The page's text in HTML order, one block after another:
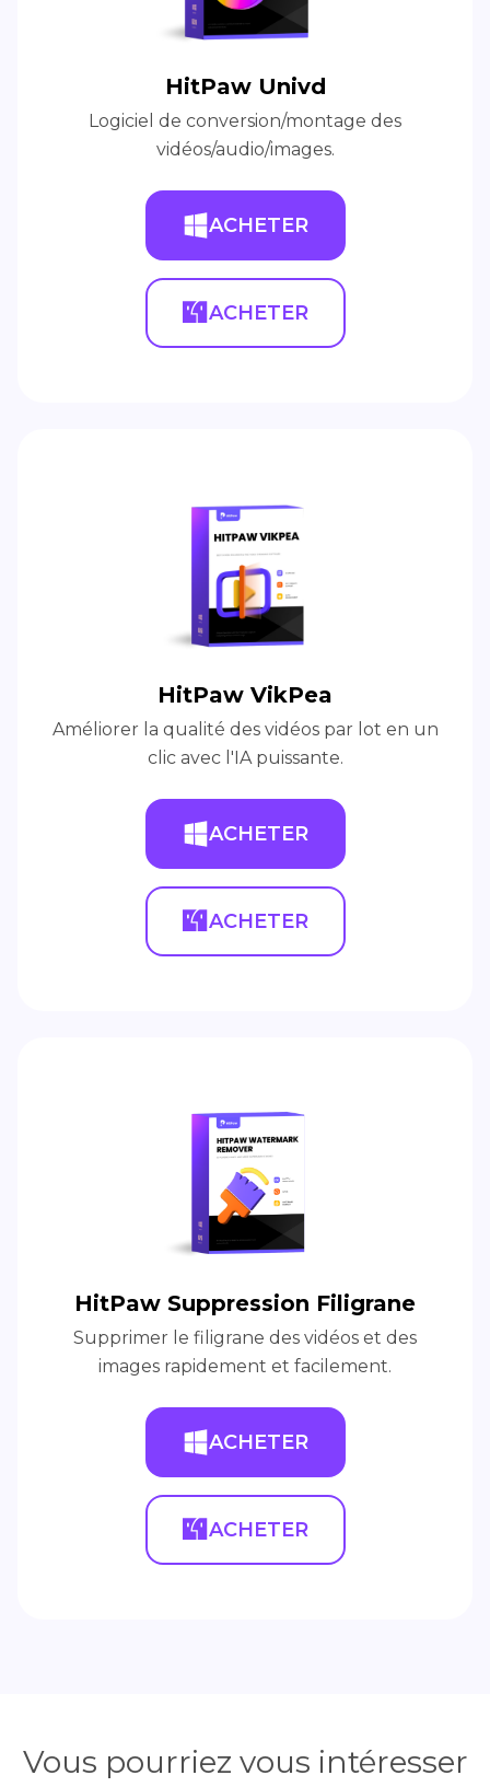
HitPaw Univd
Logiciel de conversion/montage des
vidéos/audio/images.
ACHETER
ACHETER
HitPaw VikPea
Améliorer la qualité des vidéos par lot en un
clic avec l'IA puissante.
ACHETER
ACHETER
HitPaw Suppression Filigrane
Supprimer le filigrane des vidéos et des
images rapidement et facilement.
ACHETER
ACHETER
Vous pourriez vous intéresser